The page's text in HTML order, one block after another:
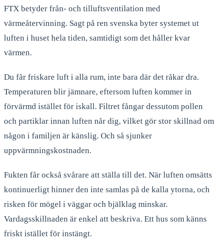
FTX betyder från- och tilluftsventilation med
värmeåtervinning. Sagt på ren svenska byter systemet ut
luften i huset hela tiden, samtidigt som det håller kvar
värmen.
Du får friskare luft i alla rum, inte bara där det råkar dra.
Temperaturen blir jämnare, eftersom luften kommer in
förvärmd istället för iskall. Filtret fångar dessutom pollen
och partiklar innan luften når dig, vilket gör stor skillnad om
någon i familjen är känslig. Och så sjunker
uppvärmningskostnaden.
Fukten får också svårare att ställa till det. När luften omsätts
kontinuerligt hinner den inte samlas på de kalla ytorna, och
risken för mögel i väggar och bjälklag minskar.
Vardagsskillnaden är enkel att beskriva. Ett hus som känns
friskt istället för instängt.